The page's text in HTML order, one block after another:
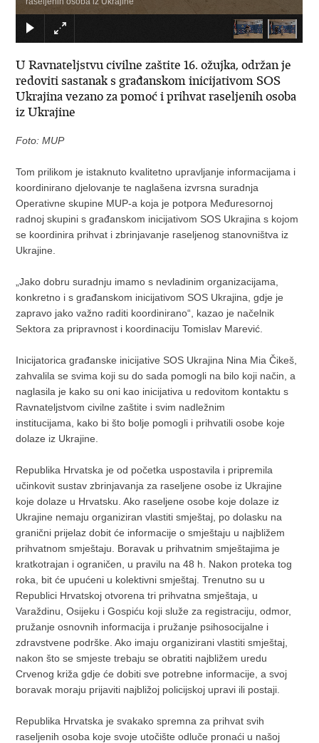
U Ravnateljstvu civilne zaštite 16. ožujka, održan je
redoviti sastanak s građanskom inicijativom SOS
Ukrajina vezano za pomoć i prihvat raseljenih osoba
iz Ukrajine
Foto: MUP
Tom prilikom je istaknuto kvalitetno upravljanje informacijama i
koordinirano djelovanje te naglašena izvrsna suradnja
Operativne skupine MUP-a koja je potpora Međuresornoj
radnoj skupini s građanskom inicijativom SOS Ukrajina s kojom
se koordinira prihvat i zbrinjavanje raseljenog stanovništva iz
Ukrajine.
„Jako dobru suradnju imamo s nevladinim organizacijama,
konkretno i s građanskom inicijativom SOS Ukrajina, gdje je
zapravo jako važno raditi koordinirano“, kazao je načelnik
Sektora za pripravnost i koordinaciju Tomislav Marević.
Inicijatorica građanske inicijative SOS Ukrajina Nina Mia Čikeš,
zahvalila se svima koji su do sada pomogli na bilo koji način, a
naglasila je kako su oni kao inicijativa u redovitom kontaktu s
Ravnateljstvom civilne zaštite i svim nadležnim
institucijama, kako bi što bolje pomogli i prihvatili osobe koje
dolaze iz Ukrajine.
Republika Hrvatska je od početka uspostavila i pripremila
učinkovit sustav zbrinjavanja za raseljene osobe iz Ukrajine
koje dolaze u Hrvatsku. Ako raseljene osobe koje dolaze iz
Ukrajine nemaju organiziran vlastiti smještaj, po dolasku na
granični prijelaz dobit će informacije o smještaju u najbližem
prihvatnom smještaju. Boravak u prihvatnim smještajima je
kratkotrajan i ograničen, u pravilu na 48 h. Nakon proteka tog
roka, bit će upućeni u kolektivni smještaj. Trenutno su u
Republici Hrvatskoj otvorena tri prihvatna smještaja, u
Varaždinu, Osijeku i Gospiću koji služe za registraciju, odmor,
pružanje osnovnih informacija i pružanje psihosocijalne i
zdravstvene podrške. Ako imaju organizirani vlastiti smještaj,
nakon što se smjeste trebaju se obratiti najbližem uredu
Crvenog križa gdje će dobiti sve potrebne informacije, a svoj
boravak moraju prijaviti najbližoj policijskoj upravi ili postaji.
Republika Hrvatska je svakako spremna za prihvat svih
raseljenih osoba koje svoje utočište odluče pronaći u našoj